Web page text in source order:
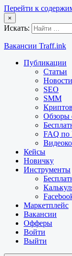
Перейти к
×
Искать:
Вакансии Traff.ink
Публикации
Статьи
Новости
SEO
SMM
Обзоры
FAQ по
Кейсы
Новичку
Инструменты
Маркетплейс
Вакансии
Офферы
Войти
Выйти